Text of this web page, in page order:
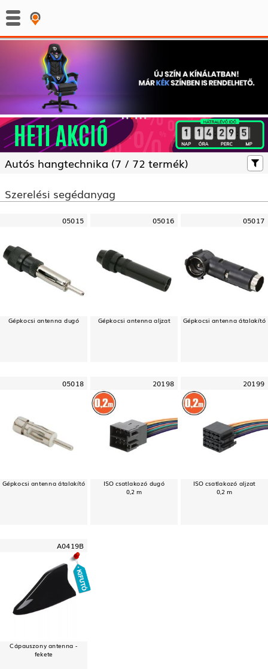
: :
Autós hangtechnika (7 / 72 termék)
Szerelési segédanyag
05015
Gépkocsi antenna dugó
05016
Gépkocsi antenna aljzat
05017
Gépkocsi antenna átalakító
05018
Gépkocsi antenna átalakító
20198
ISO csatlakozó dugó
0,2 m
20199
ISO csatlakozó aljzat
0,2 m
A0419B
Cápauszony antenna -
fekete